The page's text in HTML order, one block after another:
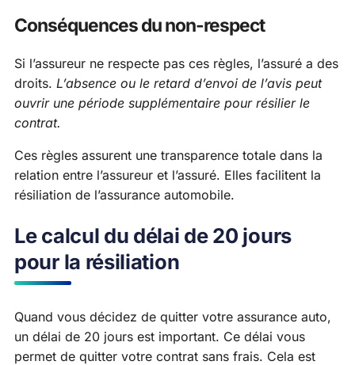
Conséquences du non-respect
Si l’assureur ne respecte pas ces règles, l’assuré a des
droits. L’absence ou le retard d’envoi de l’avis peut
ouvrir une période supplémentaire pour résilier le
contrat.
Ces règles assurent une transparence totale dans la
relation entre l’assureur et l’assuré. Elles facilitent la
résiliation de l’assurance automobile.
Le calcul du délai de 20 jours
pour la résiliation
Quand vous décidez de quitter votre assurance auto,
un délai de 20 jours est important. Ce délai vous
permet de quitter votre contrat sans frais. Cela est